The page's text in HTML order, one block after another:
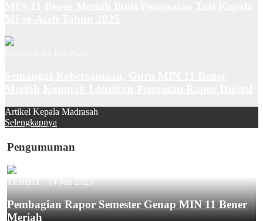
Artikel Kepala Madrasah
Selengkapnya
Pengumuman
TERBIT :14 Jun 2025
Pembagian Rapor Semester Genap MIN 11 Bener
Meriah